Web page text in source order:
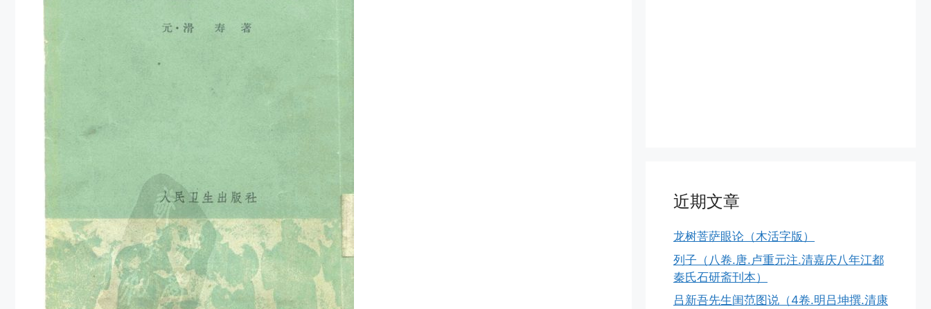
近期文章
龙树菩萨眼论（木活字版）
列子（八卷.唐.卢重元注.清嘉庆八年江都
秦氏石研斋刊本）
吕新吾先生闺范图说（4卷.明吕坤撰.清康